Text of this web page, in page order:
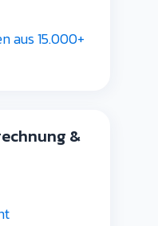
aus 15.000+
&